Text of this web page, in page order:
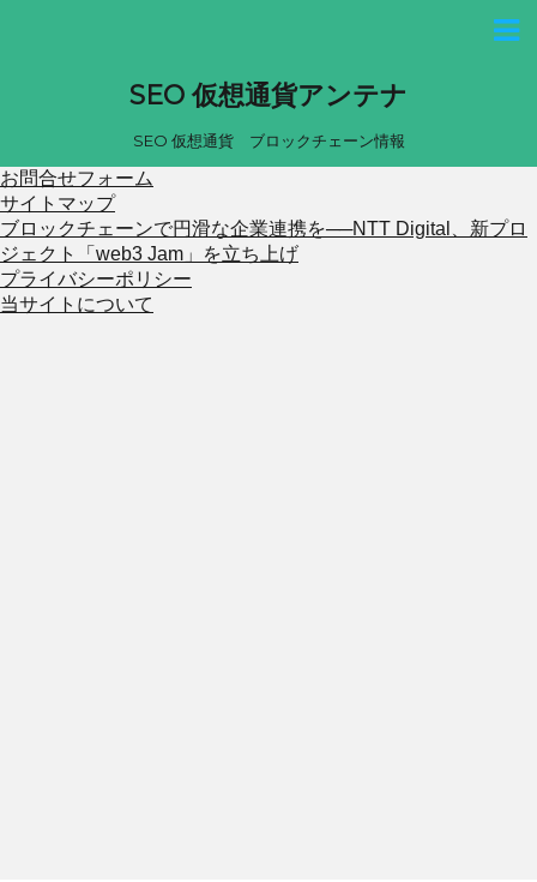
SEO 仮想通貨アンテナ
SEO 仮想通貨 ブロックチェーン情報
お問合せフォーム
サイトマップ
ブロックチェーンで円滑な企業連携を──NTT Digital、新プロ
ジェクト「web3 Jam」を立ち上げ
プライバシーポリシー
当サイトについて